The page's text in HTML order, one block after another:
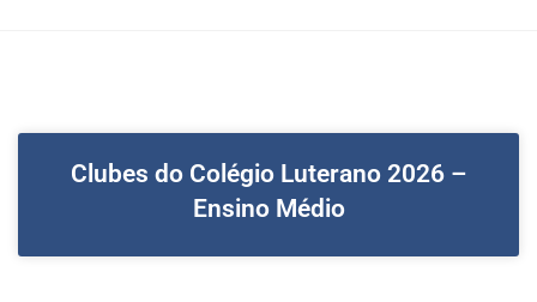
Clubes do Colégio Luterano 2026 –
Ensino Médio